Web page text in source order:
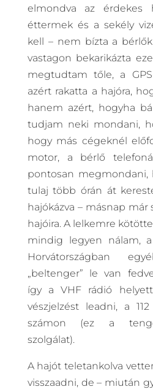
elmondva az érdekes
éttermek és a sekély
kell – nem bízta a
vastagon bekarikázta
megtudtam tőle, a
azért rakatta a hajóra,
hanem azért, hogyha
tudjam neki mondani,
hogy más cégeknél
motor, a bérlő
pontosan megmondani,
tulaj több órán át
hajókázva – másnap már
hajóira. A lelkemre
mindig legyen nálam,
Horvátországban
„beltenger” le van
így a VHF rádió
vészjelzést leadni, a
számon (ez a
szolgálat).
A hajót teletankolva
visszaadni, de – miután